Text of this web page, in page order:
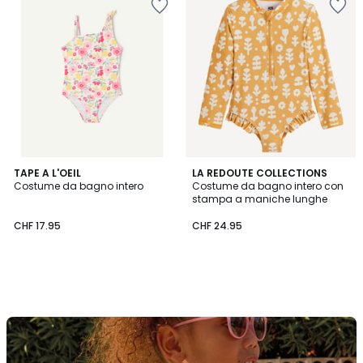
TAPE A L'OEIL
Costume da bagno intero
CHF 17.95
LA REDOUTE COLLECTIONS
Costume da bagno intero con
stampa a maniche lunghe
CHF 24.95
Scopra
il
brand